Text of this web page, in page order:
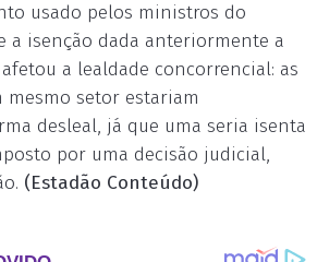
usado pelos ministros do
a isenção dada anteriormente a
a lealdade concorrencial: as
mesmo setor estariam
desleal, já que uma seria isenta
por uma decisão judicial,
(Estadão Conteúdo)